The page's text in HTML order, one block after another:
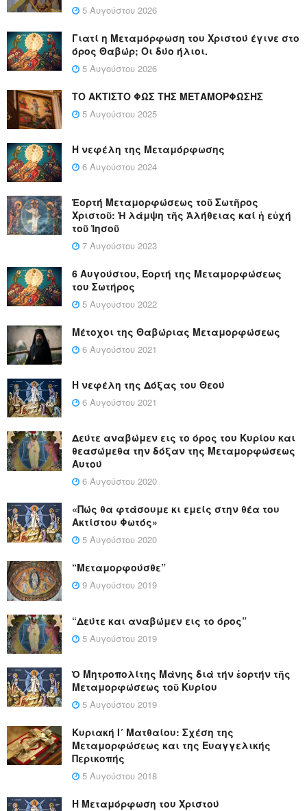
5 Αυγούστου 2026
Γιατί η Μεταμόρφωση του Χριστού έγινε στο
όρος Θαβώρ; Οι δύο ήλιοι.
5 Αυγούστου 2026
ΤΟ ΑΚΤΙΣΤΟ ΦΩΣ ΤΗΣ ΜΕΤΑΜΟΡΦΩΣΗΣ
5 Αυγούστου 2025
Η νεφέλη της Μεταμόρφωσης
6 Αυγούστου 2024
Ἑορτή Μεταμορφώσεως τοῦ Σωτῆρος
Χριστοῦ: Ἡ λάμψη τῆς Ἀλήθειας καί ἡ εὐχή
τοῦ Ἰησοῦ
7 Αυγούστου 2023
6 Αυγούστου, Εορτή της Μεταμορφώσεως
του Σωτήρος
5 Αυγούστου 2022
Μέτοχοι της Θαβώριας Μεταμορφώσεως
6 Αυγούστου 2021
Η νεφέλη της Δόξας του Θεού
6 Αυγούστου 2021
Δεύτε αναβώμεν εις το όρος του Κυρίου και
θεασώμεθα την δόξαν της Μεταμορφώσεως
Αυτού
6 Αυγούστου 2020
«Πώς θα φτάσουμε κι εμείς στην θέα του
Ακτίστου Φωτός»
5 Αυγούστου 2020
“Μεταμορφούσθε”
9 Αυγούστου 2019
“Δεύτε και αναβώμεν εις το όρος”
5 Αυγούστου 2019
Ὁ Μητροπολίτης Μάνης διά τήν ἑορτήν τῆς
Μεταμορφώσεως τοῦ Κυρίου
5 Αυγούστου 2019
Κυριακή Ι´ Ματθαίου: Σχέση της
Μεταμορφώσεως και της Ευαγγελικής
Περικοπής
5 Αυγούστου 2018
Η Μεταμόρφωση του Χριστού